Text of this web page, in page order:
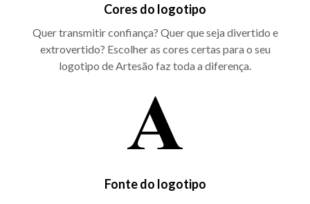
Cores do logotipo
Quer transmitir confiança? Quer que seja divertido e
extrovertido? Escolher as cores certas para o seu
logotipo de Artesão faz toda a diferença.
Fonte do logotipo